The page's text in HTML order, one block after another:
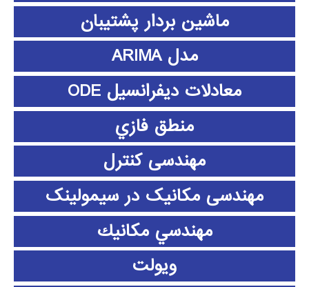
ماشین بردار پشتیبان
مدل ARIMA
معادلات دیفرانسیل ODE
منطق فازي
مهندسی کنترل
مهندسی مکانیک در سیمولینک
مهندسي مكانيك
ویولت